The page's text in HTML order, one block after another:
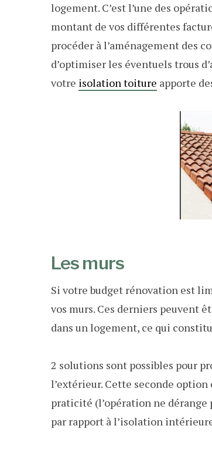
logement. C’est l’une des
montant de vos différentes
procéder à l’aménagement des
d’optimiser les éventuels trous
votre isolation toiture apporte
Les murs
Si votre budget rénovation est
vos murs. Ces derniers peuvent
dans un logement, ce qui
2 solutions sont possibles pour
l’extérieur. Cette seconde
praticité (l’opération ne dérange
par rapport à l’isolation